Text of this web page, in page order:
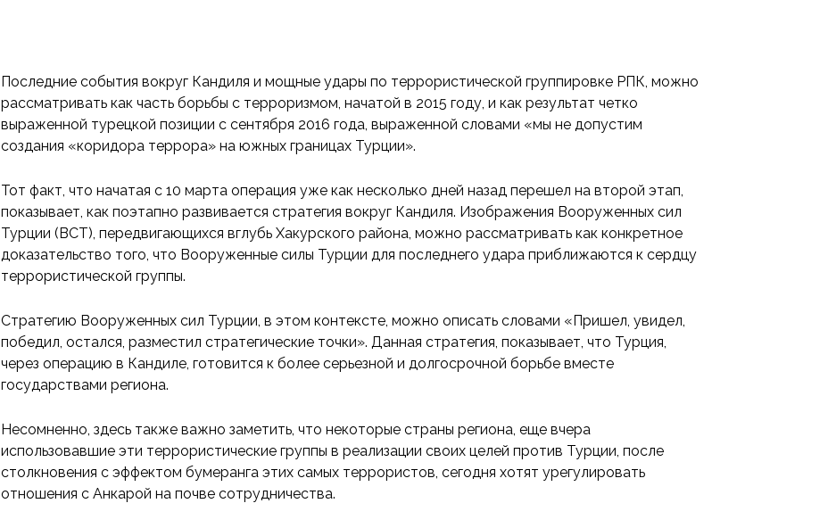
Последние события вокруг Кандиля и мощные удары по террористической группировке РПК, можно
рассматривать как часть борьбы с терроризмом, начатой в 2015 году, и как результат четко
выраженной турецкой позиции с сентября 2016 года, выраженной словами «мы не допустим
создания «коридора террора» на южных границах Турции».
Тот факт, что начатая с 10 марта операция уже как несколько дней назад перешел на второй этап,
показывает, как поэтапно развивается стратегия вокруг Кандиля. Изображения Вооруженных сил
Турции (ВСТ), передвигающихся вглубь Хакурского района, можно рассматривать как конкретное
доказательство того, что Вооруженные силы Турции для последнего удара приближаются к сердцу
террористической группы.
Стратегию Вооруженных сил Турции, в этом контексте, можно описать словами «Пришел, увидел,
победил, остался, разместил стратегические точки». Данная стратегия, показывает, что Турция,
через операцию в Кандиле, готовится к более серьезной и долгосрочной борьбе вместе
государствами региона.
Несомненно, здесь также важно заметить, что некоторые страны региона, еще вчера
использовавшие эти террористические группы в реализации своих целей против Турции, после
столкновения с эффектом бумеранга этих самых террористов, сегодня хотят урегулировать
отношения с Анкарой на почве сотрудничества.